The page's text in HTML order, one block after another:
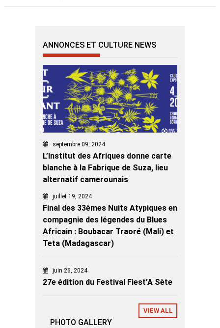
ANNONCES ET CULTURE NEWS
septembre 09, 2024
L’Institut des Afriques donne carte
blanche à la Fabrique de Suza, lieu
alternatif camerounais
juillet 19, 2024
Final des 33èmes Nuits Atypiques en
compagnie des légendes du Blues
Africain : Boubacar Traoré (Mali) et
Teta (Madagascar)
juin 26, 2024
27e édition du Festival Fiest’A Sète
VIEW ALL
PHOTO GALLERY